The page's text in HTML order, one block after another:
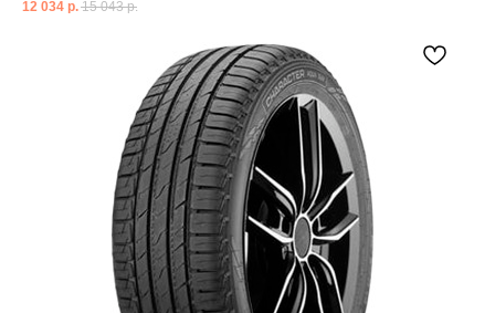
12 034 р. 15 043 р.